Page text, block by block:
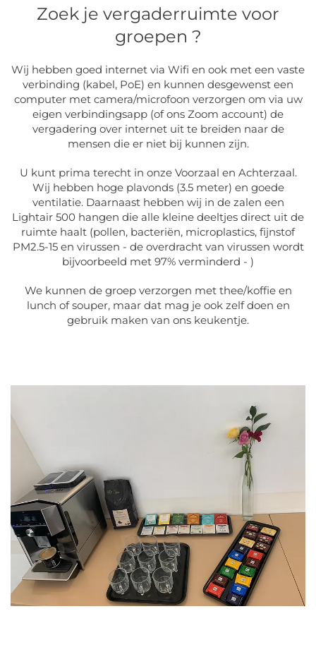
Zoek je vergaderruimte voor
groepen ?
Wij hebben goed internet via Wifi en ook met een vaste
verbinding (kabel, PoE) en kunnen desgewenst een
computer met camera/microfoon verzorgen om via uw
eigen verbindingsapp (of ons Zoom account) de
vergadering over internet uit te breiden naar de
mensen die er niet bij kunnen zijn.
U kunt prima terecht in onze Voorzaal en Achterzaal.
Wij hebben hoge plavonds (3.5 meter) en goede
ventilatie. Daarnaast hebben wij in de zalen een
Lightair 500 hangen die alle kleine deeltjes direct uit de
ruimte haalt (pollen, bacteriën, microplastics, fijnstof
PM2.5-15 en virussen - de overdracht van virussen wordt
bijvoorbeeld met 97% verminderd - )
We kunnen de groep verzorgen met thee/koffie en
lunch of souper, maar dat mag je ook zelf doen en
gebruik maken van ons keukentje.